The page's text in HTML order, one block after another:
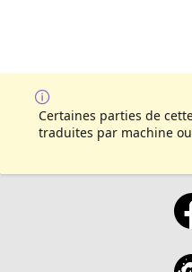
Certaines parties de
traduites par machine